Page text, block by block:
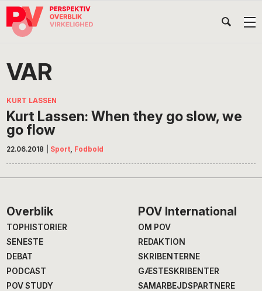
Gå
direkte
navigation
Skip
indhold
Gå
direkte
POV
International
VAR
KURT LASSEN
Kurt Lassen: When they go slow, we
go flow
22.06.2018 Sport, Fodbold
Footer
Overblik
TOPHISTORIER
SENESTE
DEBAT
PODCAST
POV STUDY
POV International
OM POV
REDAKTION
SKRIBENTERNE
GÆSTESKRIBENTER
SAMARBEJDSPARTNERE